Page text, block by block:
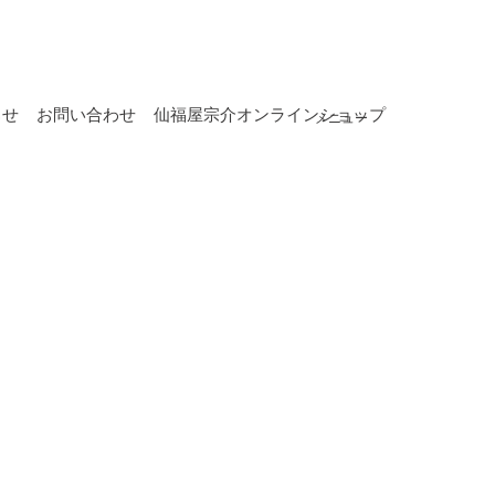
メニュー
お問い合わせ 仙福屋宗介オンラインショップ